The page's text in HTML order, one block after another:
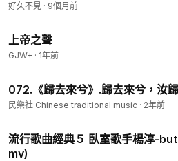
好久不見 · 9個月前
上帝之聲
GJW+ · 1年前
072.《歸去來兮》.歸去來兮，汝
民樂社·Chinese traditional music · 2年前
流行歌曲經典５ 臥室歌手楊淳-
mv)